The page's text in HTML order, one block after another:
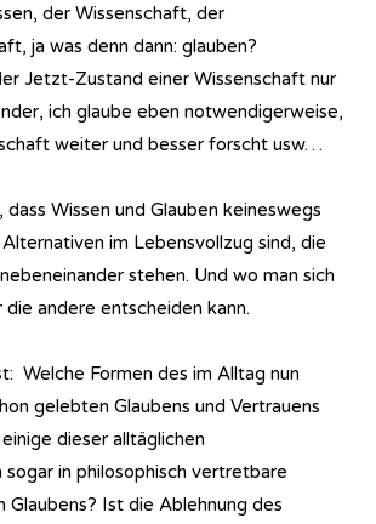
der Wissenschaft, der
ja was denn dann: glauben?
Jetzt-Zustand einer Wissenschaft nur
ich glaube eben notwendigerweise,
weiter und besser forscht usw…
Wissen und Glauben keineswegs
im Lebensvollzug sind, die
stehen. Und wo man sich
andere entscheiden kann.
Welche Formen des im Alltag nun
gelebten Glaubens und Vertrauens
dieser alltäglichen
sogar in philosophisch vertretbare
Glaubens? Ist die Ablehnung des